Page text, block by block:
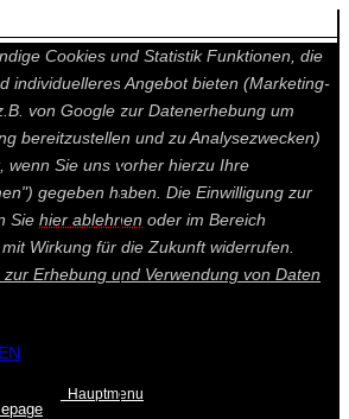
technisch notwendige Cookies gesetzt.
Cookies und Statistik Funktionen, die
individuelleres Angebot bieten (Marketing-
von Google zur Datenerhebung um
bereitzustellen und zu Analysezwecken)
wenn Sie uns vorher hierzu Ihre
gegeben haben. Die Einwilligung zur
Sie hier ablehnen oder im Bereich
Wirkung für die Zukunft widerrufen.
Erhebung und Verwendung von Daten
page
Hauptmenu